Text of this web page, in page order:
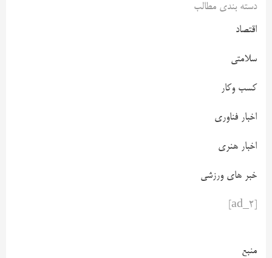
دسته بندی مطالب
اقتصاد
سلامتی
کسب وکار
اخبار فناوری
اخبار هنری
خبر های ورزشی
منبع